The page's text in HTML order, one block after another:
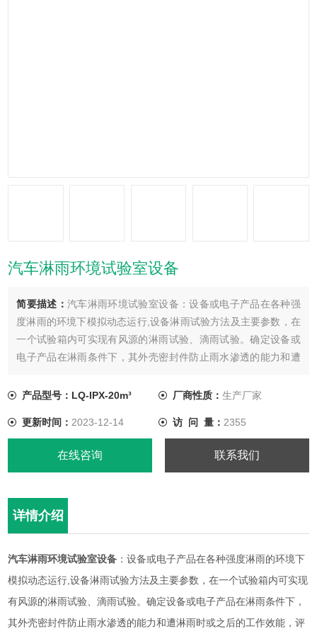
汽车淋雨环境试验室设备
简要描述： 汽车淋雨环境试验室设备：设备或电子产品在各种强
度淋雨的环境下模拟动态运行,设备淋雨试验方法及主要参数，在
一个试验箱内可实现有风源的淋雨试验、滴雨试验。确定设备或
电子产品在淋雨条件下，其外壳密封件防止雨水渗透的能力和遭
产品型号：LQ-IPX-20m³
厂商性质： 生产厂家
更新时间： 2023-12-14 访 问 量： 2355
在线咨询 联系我们
详情介绍
汽车淋雨环境试验室设备 ：设备或电子产品在各种强度淋雨的环境下
模拟动态运行,设备淋雨试验方法及主要参数，在一个试验箱内可实现
有风源的淋雨试验、滴雨试验。确定设备或电子产品在淋雨条件下，
其外壳密封件防止雨水渗透的能力和遭淋雨时或之后的工作效能，评